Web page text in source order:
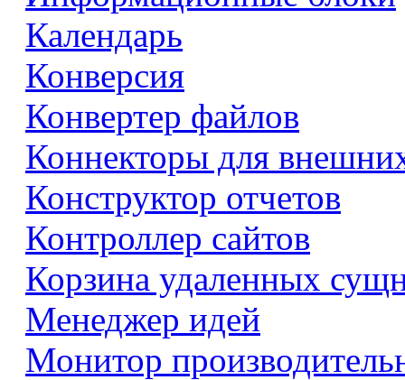
Календарь
Конверсия
Конвертер файлов
Коннекторы для
Конструктор отчетов
Контроллер сайтов
Корзина удаленных
Менеджер идей
Монитор